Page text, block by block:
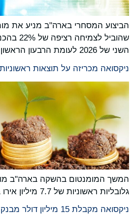
הביצוע המסחרי בארה"ב מניע את
שהוביל
השני של 2026 לעומת הרבעון הראשון של 2026
ניקסואה מכריזה על תוצאות ראשוניות
המשך המומנטום בהשקה בארה"ב
גלובליות ראשוניות של 7.7 מיליון אירו ברבעון השני.
ניקסואה מקבלת 15 מיליון דולר מבנק ההשקעות האירופי